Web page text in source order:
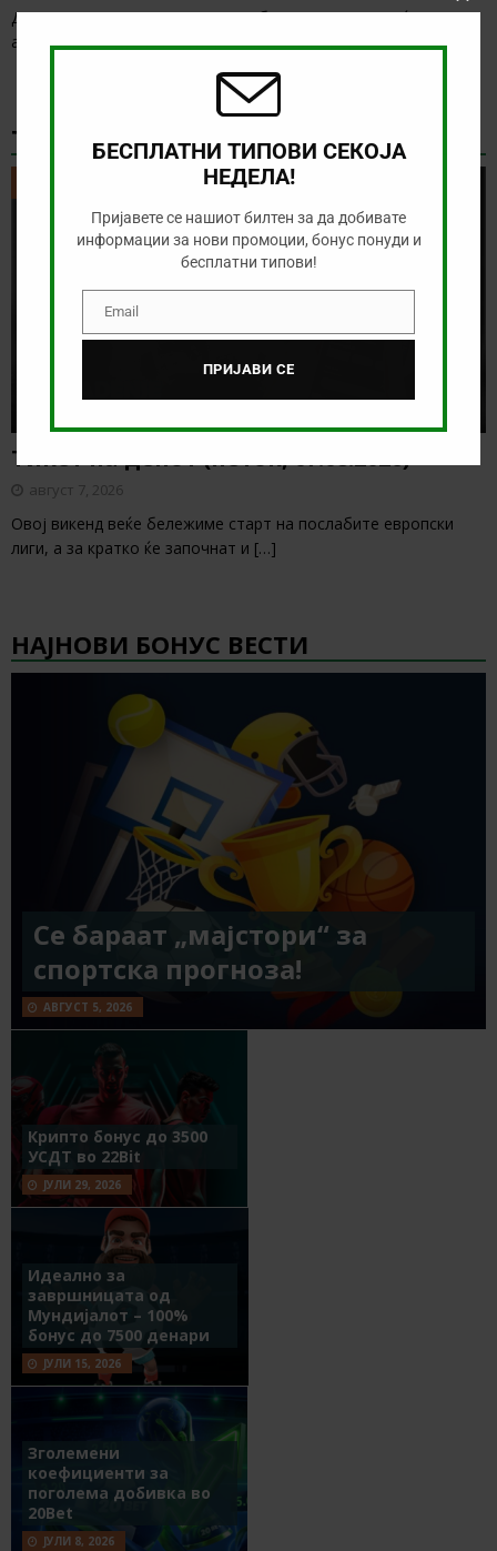
Денес нема солидна понуда за обложување, а ние ќе го
анализираме дуелот од норвешката лига[…]
ТИКЕТ НА ДЕНОТ
Тикет на денот (петок, 07.08.2026)
август 7, 2026
Овој викенд веќе бележиме старт на послабите европски
лиги, а за кратко ќе започнат и […]
НАЈНОВИ БОНУС ВЕСТИ
Се бараат „мајстори“ за
спортска прогноза!
АВГУСТ 5, 2026
Крипто бонус до 3500
УСДТ во 22Bit
ЈУЛИ 29, 2026
Идеално за
завршницата од
Мундијалот – 100%
бонус до 7500 денари
ЈУЛИ 15, 2026
Зголемени
коефициенти за
поголема добивка во
20Bet
ЈУЛИ 8, 2026
БЕСПЛАТНИ ТИПОВИ СЕКОЈА
НЕДЕЛА!
Пријавете се нашиот билтен за да добивате
информации за нови промоции, бонус понуди и
бесплатни типови!
EmailEmail
ПРИЈАВИ СЕ